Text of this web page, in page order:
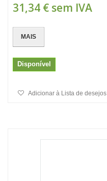
31,34 € sem IVA
MAIS
Disponível
Adicionar à Lista de desejos